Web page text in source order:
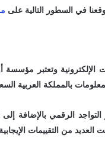
في السطور التالية على
الإلكترونية وتعتبر
بالمملكة العربية
من التقييمات